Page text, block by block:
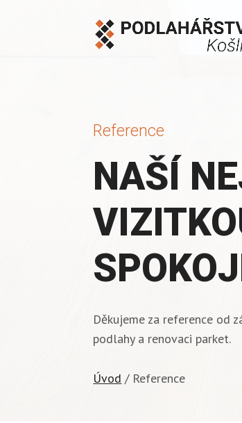
Reference
NAŠÍ
Děkujeme za reference od
podlahy a renovaci parket.
Úvod / Reference